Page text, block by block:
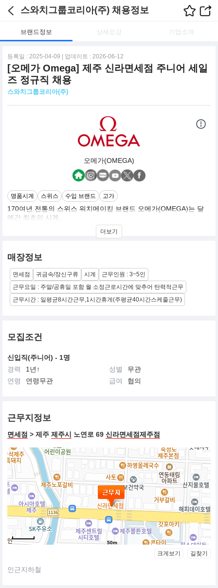
스와치그룹코리아(주) 채용정보
브랜드정보 상세요강 기업소개
등록일 : 2025-04-09 | 업데이트 : 2026-06-12
[오메가 Omega] 제주 신라면세점 주니어 세일
즈 정규직 채용
스와치그룹코리아(주)
오메가(OMEGA)
명품시계 스위스 수입 브랜드 고가
170여년 전통의 스위스 워치메이킹 브랜드 오메가(OMEGA)는 달
에간 최초의 시계,
올림픽 공식 타임키퍼 등 많은 수식어를 지녔으며, 가장 진보된 기술
력과 고유의 미학을 겸비한 브랜드 입니다.
더보기
매장정보
면세점 귀금속/장신구류 시계
근무인원 : 3~5인
근무요일 : 주말/공휴일 포함 월 소정근로시간에 맞추어 탄력적근무
근무시간 : 일평균8시간근무,1시간휴게(주평균40시간스케줄근무)
모집조건
신입직(주니어) - 1명
경력
1년↑ 성별
무관
연령
연령무관 급여 협의
근무지정보
면세점 > 제주 제주시 노연로 69 신라면세점제주점
50m
크게보기 길찾기
인근지하철